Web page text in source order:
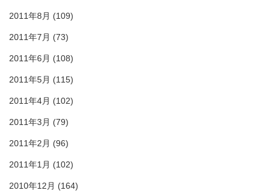
2011年8月 (109)
2011年7月 (73)
2011年6月 (108)
2011年5月 (115)
2011年4月 (102)
2011年3月 (79)
2011年2月 (96)
2011年1月 (102)
2010年12月 (164)